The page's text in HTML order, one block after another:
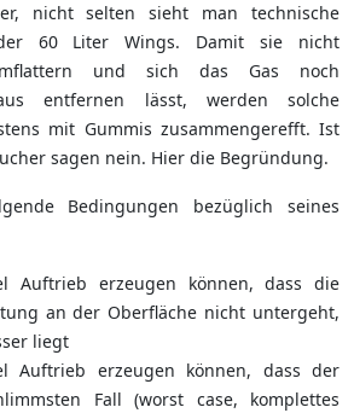
nicht selten sieht man technische
60 Liter Wings. Damit sie nicht
und sich das Gas noch
entfernen lässt, werden solche
mit Gummis zusammengerefft. Ist
sagen nein. Hier die Begründung.
Bedingungen bezüglich seines
Auftrieb erzeugen können, dass die
an der Oberfläche nicht untergeht,
liegt
Auftrieb erzeugen können, dass der
Fall (worst case, komplettes